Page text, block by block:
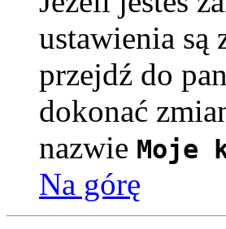
ustawienia są
przejdź do
dokonać
nazwie Moje
Na górę